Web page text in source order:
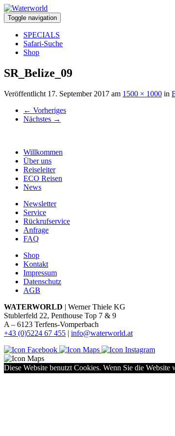
Toggle navigation
SPECIALS
Safari-Suche
Shop
SR_Belize_09
Veröffentlicht 17. September 2017 am 1500 × 1000 in
← Vorheriges
Nächstes →
Willkommen
Über uns
Reiseleiter
ECO Reisen
News
Newsletter
Service
Rückrufservice
Anfrage
FAQ
Shop
Kontakt
Impressum
Datenschutz
AGB
WATERWORLD | Werner Thiele KG
Stublerfeld 22, Penthouse Top 7 & 9
A – 6123 Terfens-Vomperbach
+43 (0)5224 67 455 | info@waterworld.at
Diese Website benutzt Cookies. Wenn Sie die